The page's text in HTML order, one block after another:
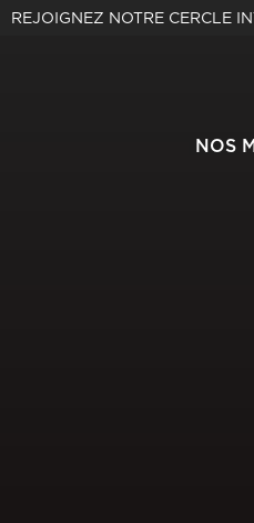
REJOIGNEZ NOTRE CERCLE
NOS